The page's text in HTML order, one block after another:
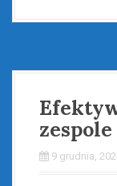
zespole
9 grudnia,